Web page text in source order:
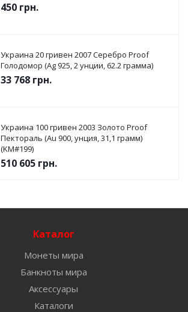
450 грн.
Украина 20 гривен 2007 Серебро Proof
Голодомор (Ag 925, 2 унции, 62.2 грамма)
33 768 грн.
Украина 100 гривен 2003 Золото Proof
Пектораль (Au 900, унция, 31,1 грамм)
(KM#199)
510 605 грн.
Каталог
Монеты мира
Банкноты мира
Аксессуары
Каталоги